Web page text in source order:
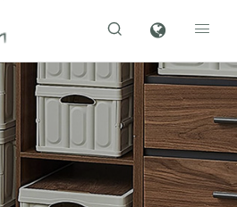
 